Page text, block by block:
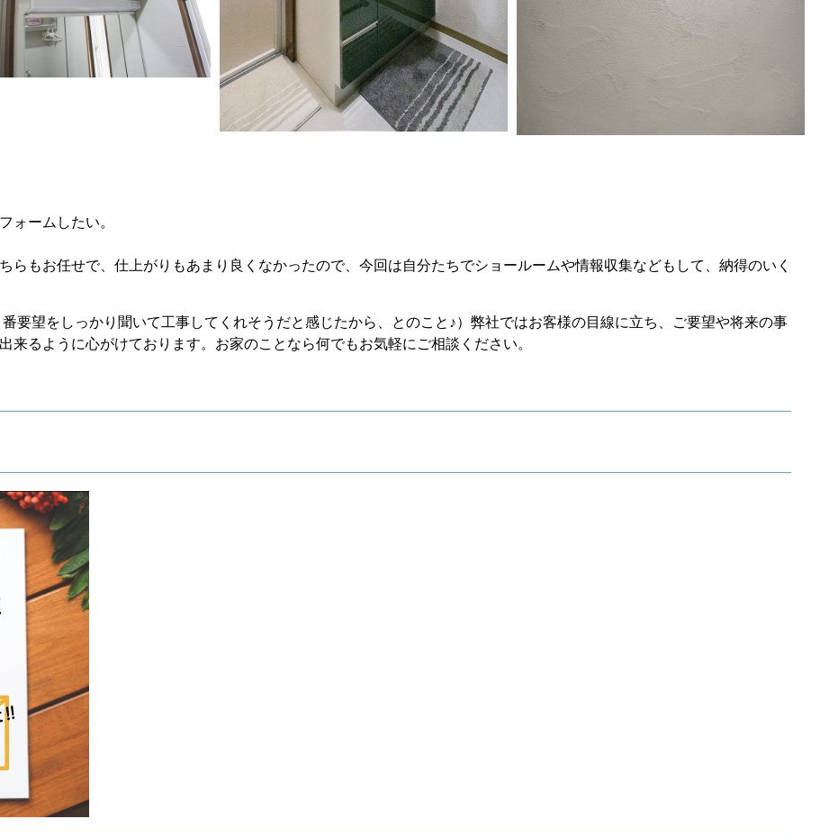
ォームしたい。
らもお任せで、仕上がりもあまり良くなかったので、今回は自分たちでショールームや情報収集などもして、納得のいく
要望をしっかり聞いて工事してくれそうだと感じたから、とのこと♪）弊社ではお客様の目線に立ち、ご要望や将来の事
るように心がけております。お家のことなら何でもお気軽にご相談ください。